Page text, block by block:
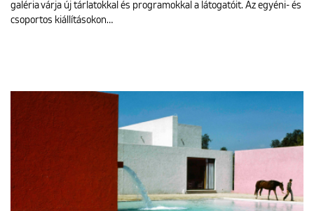
galéria várja új tárlatokkal és programokkal a látogatóit. Az egyéni- és
csoportos kiállításokon…